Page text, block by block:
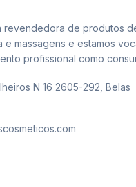
revendedora de produtos
massagens e estamos
profissional como
N 16 2605-292, Belas